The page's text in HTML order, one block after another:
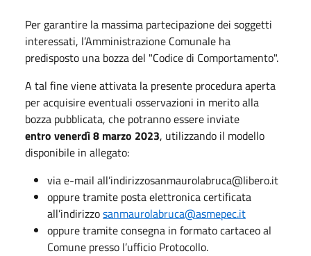
Per garantire la massima partecipazione dei soggetti
interessati, l’Amministrazione Comunale ha
predisposto una bozza del "Codice di Comportamento".
A tal fine viene attivata la presente procedura aperta
per acquisire eventuali osservazioni in merito alla
bozza pubblicata, che potranno essere inviate
entro venerdì 8 marzo 2023, utilizzando il modello
disponibile in allegato:
via e-mail all’indirizzosanmaurolabruca@libero.it
oppure tramite posta elettronica certificata
all’indirizzosanmaurolabruca@asmepec.it
oppure tramite consegna in formato cartaceo al
Comune presso l’ufficio Protocollo.